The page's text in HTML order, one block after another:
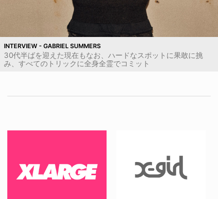
INTERVIEW - GABRIEL SUMMERS
30代半ばを迎えた現在もなお、ハードなスポットに果敢に挑
み、すべてのトリックに全身全霊でコミット